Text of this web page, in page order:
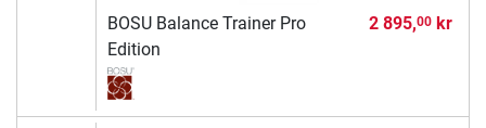
BOSU Balance Trainer Pro
Edition
2 895,00kr